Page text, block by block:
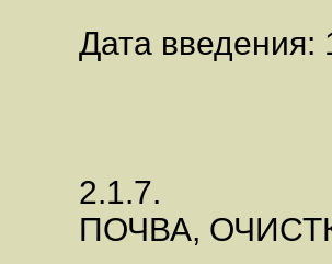
Дата введения:
2.1.7.
ПОЧВА,